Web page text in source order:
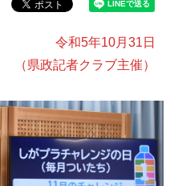
令和5年10月31日
（県政記者クラブ主催）